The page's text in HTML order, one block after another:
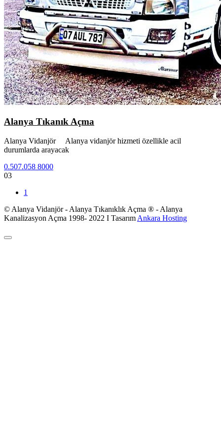
Alanya Tıkanık Açma
Alanya Vidanjör Alanya vidanjör hizmeti özellikle acil
durumlarda arayacak
0.507.058 8000
03
1
© Alanya Vidanjör - Alanya Tıkanıklık Açma ® - Alanya
Kanalizasyon Açma 1998- 2022 I Tasarım Ankara Hosting